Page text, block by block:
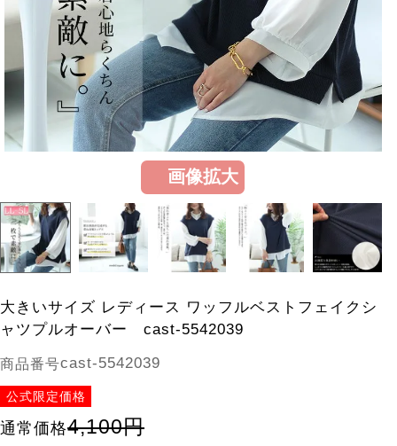
大きいサイズ レディース ワッフルベストフェイクシ
ャツプルオーバー cast-5542039
商品番号cast-5542039
公式限定価格
通常価格4,100円
画像拡大